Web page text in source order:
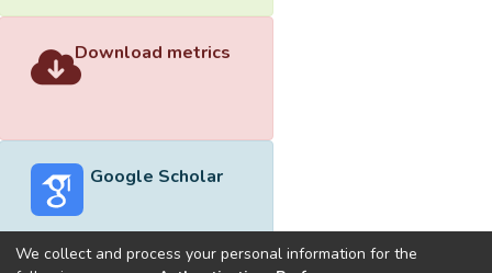
Download metrics
Google Scholar
We collect and process your personal information for the